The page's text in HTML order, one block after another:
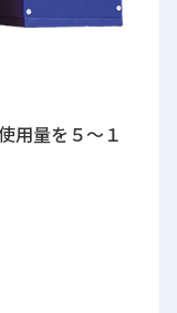
用量を５～１